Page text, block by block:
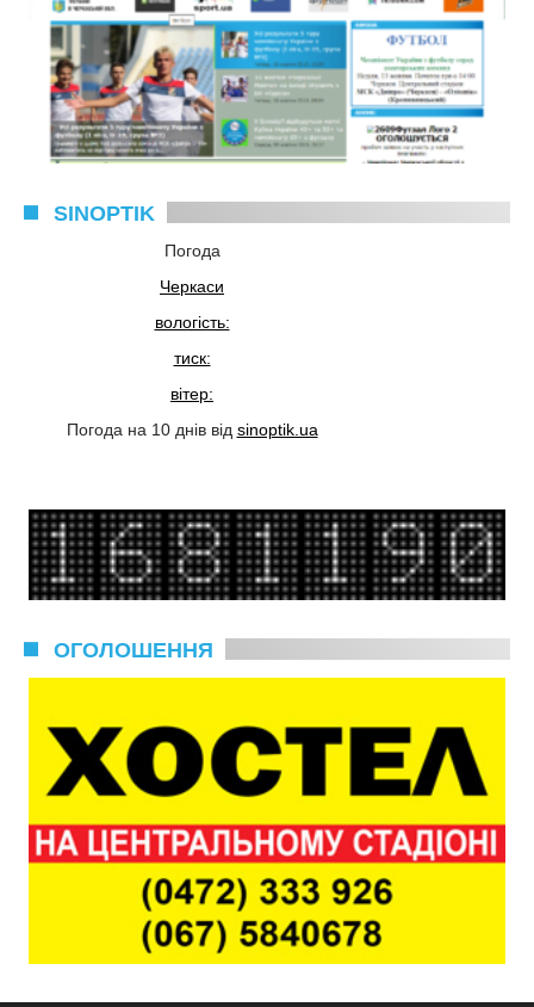
SINOPTIK
Погода
Черкаси
вологість:
тиск:
вітер:
Погода на 10 днів від sinoptik.ua
ОГОЛОШЕННЯ